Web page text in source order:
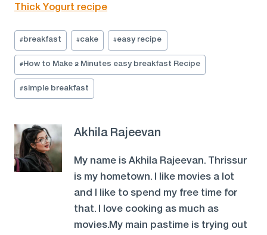
Thick Yogurt recipe
Post
Tags:
#breakfast #cake #easy recipe
#How to Make 2 Minutes easy breakfast Recipe
#simple breakfast
Akhila Rajeevan
My name is Akhila Rajeevan. Thrissur
is my hometown. I like movies a lot
and I like to spend my free time for
that. I love cooking as much as
movies.My main pastime is trying out